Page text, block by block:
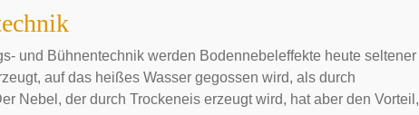
und Bühnentechnik werden Bodennebeleffekte heute seltener
auf das heißes Wasser gegossen wird, als durch
Nebel, der durch Trockeneis erzeugt wird, hat aber den Vorteil,